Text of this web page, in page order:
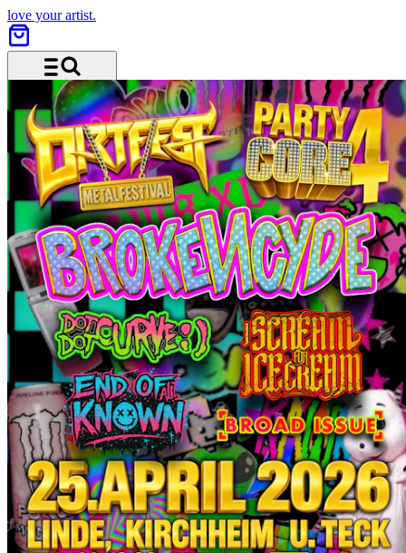
love your artist.
Menü und Suche